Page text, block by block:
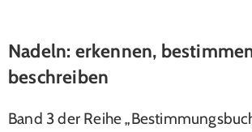
Nadeln: erkennen,
beschreiben
Band 3 der Reihe